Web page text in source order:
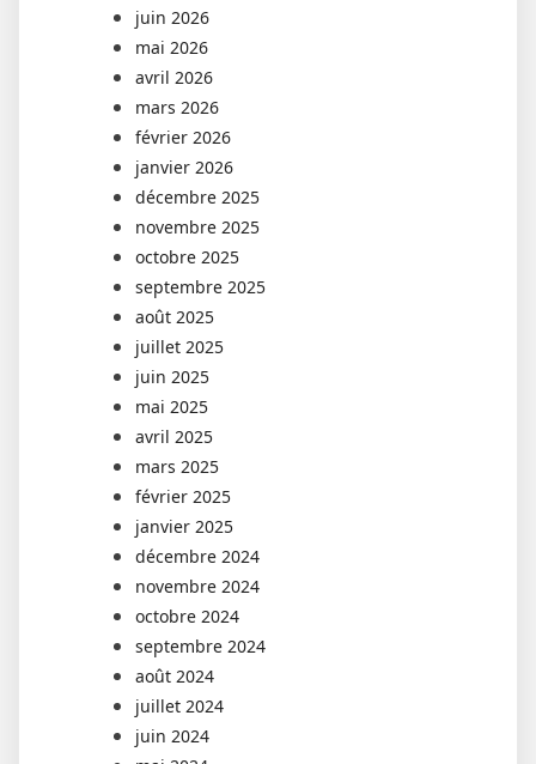
juin 2026
mai 2026
avril 2026
mars 2026
février 2026
janvier 2026
décembre 2025
novembre 2025
octobre 2025
septembre 2025
août 2025
juillet 2025
juin 2025
mai 2025
avril 2025
mars 2025
février 2025
janvier 2025
décembre 2024
novembre 2024
octobre 2024
septembre 2024
août 2024
juillet 2024
juin 2024